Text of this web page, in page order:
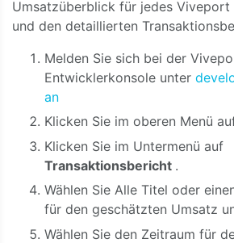
Umsatzüberblick für jedes Viveport
und den detaillierten
Melden Sie sich bei der
Entwicklerkonsole unter
an
Klicken Sie im oberen Menü
Klicken Sie im Untermenü auf
Transaktionsbericht .
Wählen Sie Alle Titel oder
für den geschätzten Umsatz
Wählen Sie den Zeitraum für